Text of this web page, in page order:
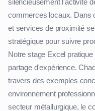
silencieusement l'activité
commerces locaux. Dans
et services de proximité
stratégique pour suivre
Notre stage Excel
partage d'expérience.
travers des exemples
environnement
secteur métallurgique, le